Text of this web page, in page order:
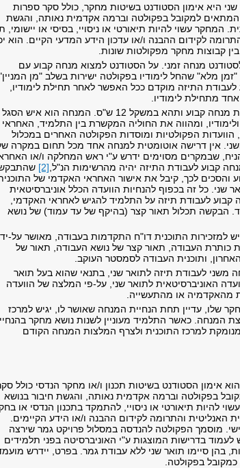
שני היא אימון הסטודנט בשיטות מחקר, כולל סקר ספרות
המתאים למקובל בפקולטה וברמה אקדמית נאותה, והגשת
המחקר עשוי להיות תיאורטי או ניסויי, בסיסי או יישומי,
לקידום ההבנה ו/או עדכון הידע המדעי הקיים. הוא
קבוצות מחקר מפקולטות שונות
מנחה זמני על הסטודנט למצוא מנחה קבוע עם
מלא" שהחל לימודיו בפקולטה ישירות בשלב "מן
לעבודת התיזה מוקדם ככל האפשר לאחר תחילת לימודיו,
מתחילת לימודיו.
עבודת הגמר (התיזה) תבוצע בהנחיית מנחה קבוע ותהא במשקל 12 ש"ס. המנחה הוא איש הסגל
ומהווה את החוליה המקשרת בין התלמיד, האחראי
הפקולטיות ומוסדות הפקולטה האחרים במכלול
אין דרישה אוטומטית למנחה אחד מכל תחום במקרה
שבמקרים מסוימים ידרש ע"י ראש המחלקה ו/או
קבוע לעבודת התיזה יהיה מהרשימות הנ"ל, [2]
והסכים לכך, קיבל את אישור האחראי האקדמי של
שני. כל זה בכפוף להנחיות הוועדה הכלל אוניברסיטאית
לעבודת תיזה על התלמיד להגיש לאחראי האקדמי,
הבקשה תכלול תאור קצר (בהיקף של עד עמוד) של נושא
למזכירות התוכנית דו"ח התקדמות בעבודה, מאושר על-
כותרת העבודה, תאור קצר של נושא העבודה, תאור של
ותוכנית העבודה לסמסטר העוקב
משני לעבודת תיזה לתואר שני, בתנאי שהוא בעל תואר
האוניברסיטאית לתואר שני, על-פי המלצה של הוועדה
מהאקדמיה או מהתעשייה.
שלו, עדיין תחת הנחיית המנחה שאושר לו, יגיש למרכז
המנחה. כאשר התלמיד מעוניין לשנות נושא מחקר
למרכז התוכנית ולצרף המלצות המנחה הקודם
3 נ.ז.) הוא אימון הסטודנט בשיטות תכנון ו/או מחקר הנדסי כולל
בפקולטה וברמה אקדמית נאותה, והגשת חיבור בנושא
להיות תיאורטי או ניסויי, להתמקד בתכנון הנדסי או
האנליטית והתרומה לקידום ההבנה ו/או הידע הקיימים.
מוסמך הפקולטה להנדסה במסלול פרויקט גמר שירצה
לעמוד בדרישות המוצגות ע"י האוניברסיטה בפני תלמידים
בהן סיימו תואר שני ללא עבודת גמר. בפרט, יידרש
בפקולטה.